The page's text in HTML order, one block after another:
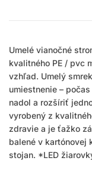
Umelé vianočné
kvalitného PE / pvc
vzhľad. Umelý
umiestnenie –
nadol a rozšíriť
vyrobený z
zdravie a je ťažko
balené v kartónovej
stojan. *LED